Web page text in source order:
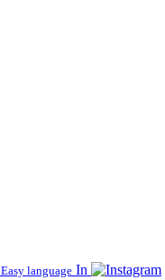
Easy language In